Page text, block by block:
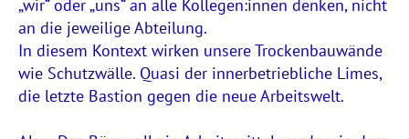
„wir“ oder „uns“ an alle Kollegen:innen denken, nicht
an die jeweilige Abteilung.
In diesem Kontext wirken unsere Trockenbauwände
wie Schutzwälle. Quasi der innerbetriebliche Limes,
die letzte Bastion gegen die neue Arbeitswelt.